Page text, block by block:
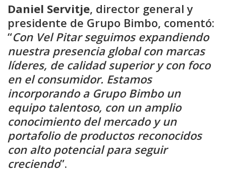
Daniel Servitje, director general y
presidente de Grupo Bimbo, comentó:
“Con Vel Pitar seguimos expandiendo
nuestra presencia global con marcas
líderes, de calidad superior y con foco
en el consumidor. Estamos
incorporando a Grupo Bimbo un
equipo talentoso, con un amplio
conocimiento del mercado y un
portafolio de productos reconocidos
con alto potencial para seguir
creciendo”.